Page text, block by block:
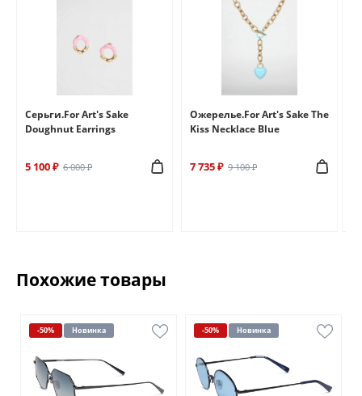
Серьги.For Art's Sake
Doughnut Earrings
5 100 ₽ 6 000 ₽
Ожерелье.For Art's Sake The
Kiss Necklace Blue
7 735 ₽ 9 100 ₽
Похожие товары
-50% Новинка -50% Новинка